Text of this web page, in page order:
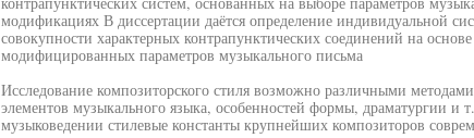
модификациях В диссертации даётся определение индивидуальной
совокупности характерных контрапунктических соединений на
модифицированных параметров музыкального письма
Исследование композиторского стиля возможно различными
элементов музыкального языка, особенностей формы, драматургии и
музыковедении стилевые константы крупнейших композиторов